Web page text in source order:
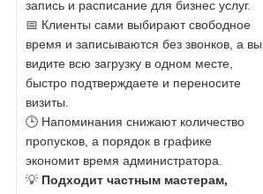
запись и расписание для бизнес услуг.
📅 Клиенты сами выбирают свободное
время и записываются без звонков, а вы
видите всю загрузку в одном месте,
быстро подтверждаете и переносите
визиты.
🕒 Напоминания снижают количество
пропусков, а порядок в графике
экономит время администратора.
💡 Подходит частным мастерам,